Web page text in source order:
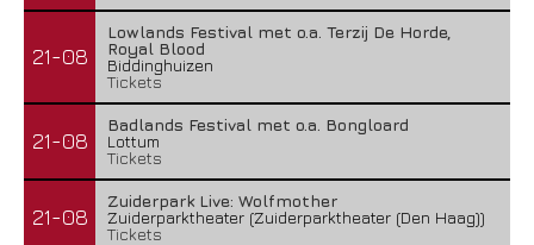
21-08
Lowlands Festival met o.a. Terzij De Horde,
Royal Blood
Biddinghuizen
Tickets
21-08
Badlands Festival met o.a. Bongloard
Lottum
Tickets
21-08
Zuiderpark Live: Wolfmother
Zuiderparktheater (Zuiderparktheater (Den Haag))
Tickets